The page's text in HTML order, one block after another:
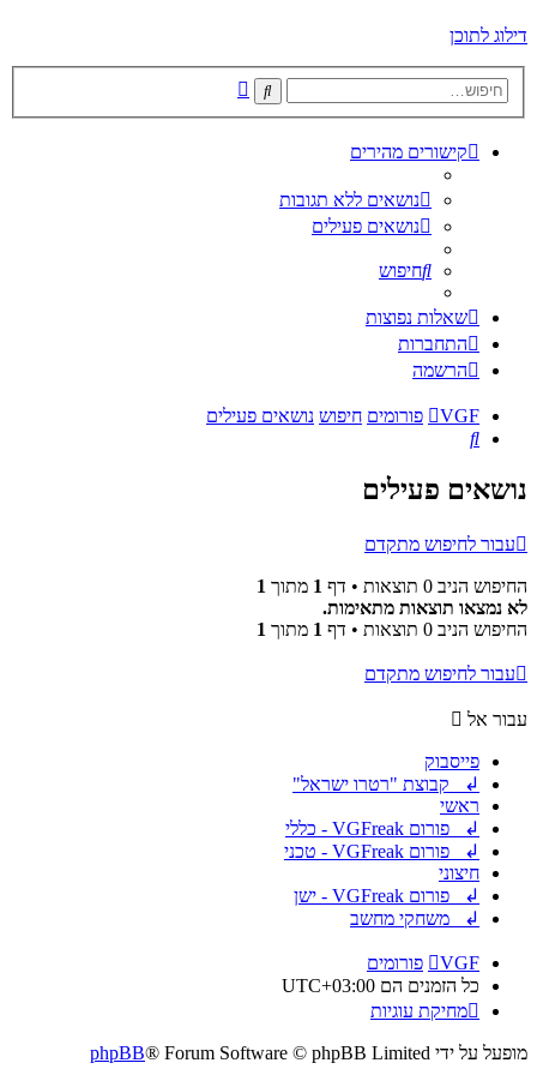
דילוג לתוכן
חיפוש
קישורים מהירים
נושאים ללא תגובות
נושאים פעילים
חיפוש
שאלות נפוצות
התחברות
הרשמה
VGF פורומים חיפוש נושאים פעילים
חיפוש
נושאים פעילים
עבור לחיפוש מתקדם
החיפוש הניב 0 תוצאות • דף 1 מתוך 1
לא נמצאו תוצאות מתאימות.
החיפוש הניב 0 תוצאות • דף
1 מתוך 1
עבור לחיפוש מתקדם
עבור אל
פייסבוק
↲ קבוצת "רטרו ישראל"
ראשי
↲ פורום VGFreak - כללי
↲ פורום VGFreak - טכני
חיצוני
↲ פורום VGFreak - ישן
↲ משחקי מחשב
VGF
פורומים
כל הזמנים הם UTC+03:00
מחיקת עוגיות
מופעל על ידי phpBB® Forum Software © phpBB Limited